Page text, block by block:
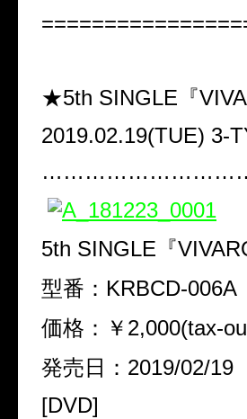
★5th SINGLE『
2019.02.19(TUE) 3-
5th SINGLE『
型番：KRBCD-006A
価格：￥2,000(tax-
発売日：2019/02/19
[DVD]